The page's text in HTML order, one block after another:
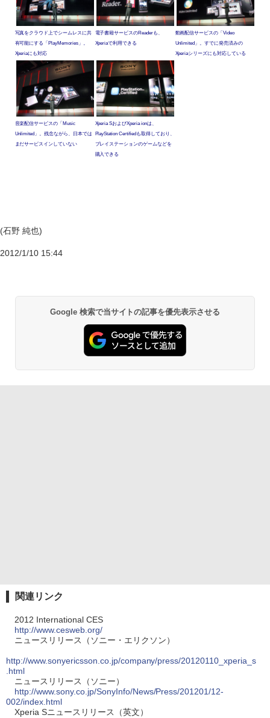
写真をクラウド上でシームレスに共
有可能にする「PlayMemories」。
Xperiaにも対応
電子書籍サービスのReaderも、
Xperiaで利用できる
動画配信サービスの「Video
Unlimited」。すでに発売済みの
Xperiaシリーズにも対応している
音楽配信サービスの「Music
Unlimited」。残念ながら、日本では
まだサービスインしていない
Xperia SおよびXperia ionは、
PlayStation Certifiedも取得しており、
プレイステーションのゲームなどを
購入できる
(石野 純也)
2012/1/10 15:44
Google 検索で当サイトの記事を優先表示させる
関連リンク
2012 International CES
http://www.cesweb.org/
ニュースリリース（ソニー・エリクソン）
http://www.sonyericsson.co.jp/company/press/20120110_xperia_s
.html
ニュースリリース（ソニー）
http://www.sony.co.jp/SonyInfo/News/Press/201201/12-
002/index.html
Xperia Sニュースリリース（英文）